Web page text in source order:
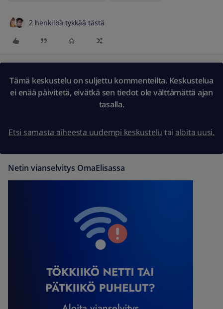
2 henkilöä tykkää tästä
Tämä keskustelu on suljettu kommenteilta. Keskustelua
ei enää päivitetä, eivätkä sen tiedot ole välttämättä ajan
tasalla.
Etsi samasta aiheesta uudempi keskustelu tai aloita uusi.
Netin vianselvitys OmaElisassa